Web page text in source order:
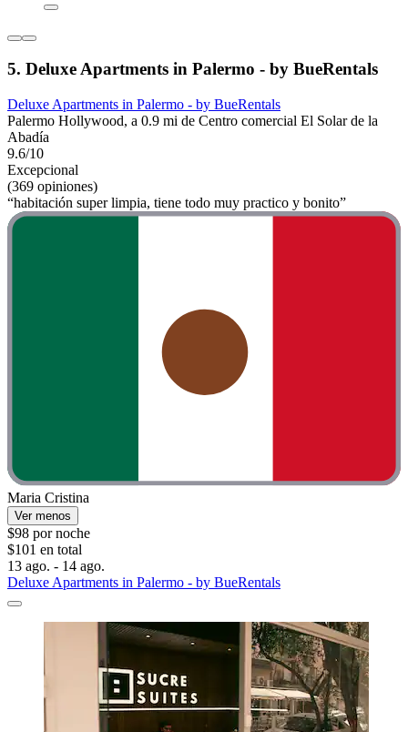
5. Deluxe Apartments in Palermo - by BueRentals
Deluxe Apartments in Palermo - by BueRentals
Palermo Hollywood, a 0.9 mi de Centro comercial El Solar de la
Abadía
9.6/10
Excepcional
(369 opiniones)
“habitación super limpia, tiene todo muy practico y bonito”
Maria Cristina
Ver menos
$98 por noche
$101 en total
13 ago. - 14 ago.
Deluxe Apartments in Palermo - by BueRentals